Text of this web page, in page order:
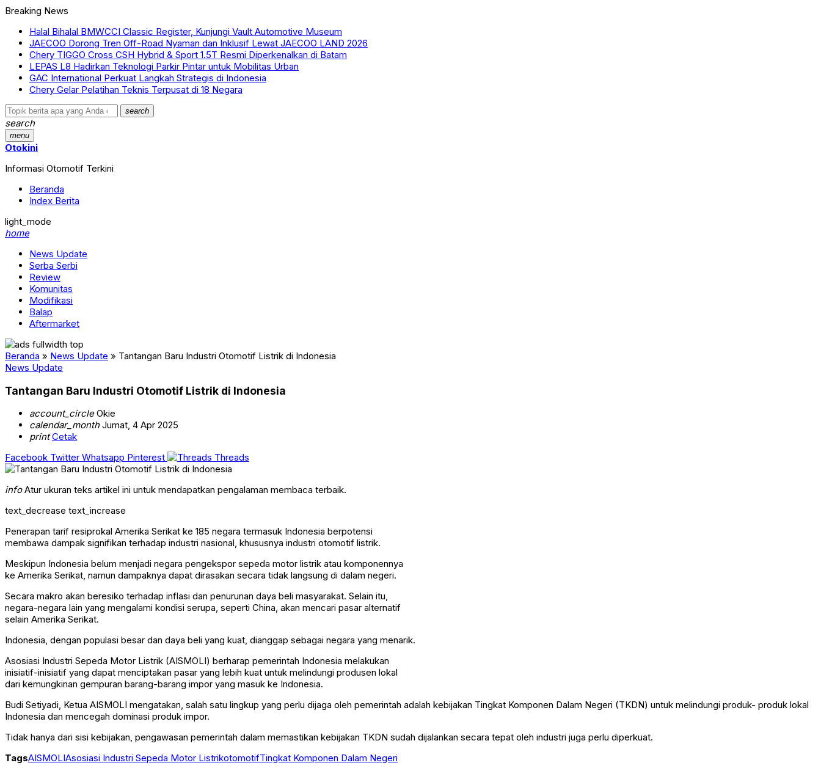
Breaking News
Halal Bihalal BMWCCI Classic Register, Kunjungi Vault Automotive Museum
JAECOO Dorong Tren Off-Road Nyaman dan Inklusif Lewat JAECOO LAND 2026
Chery TIGGO Cross CSH Hybrid & Sport 1.5T Resmi Diperkenalkan di Batam
LEPAS L8 Hadirkan Teknologi Parkir Pintar untuk Mobilitas Urban
GAC International Perkuat Langkah Strategis di Indonesia
Chery Gelar Pelatihan Teknis Terpusat di 18 Negara
search
search
menu
Otokini
Informasi Otomotif Terkini
Beranda
Index Berita
light_mode
home
News Update
Serba Serbi
Review
Komunitas
Modifikasi
Balap
Aftermarket
Beranda » News Update » Tantangan Baru Industri Otomotif Listrik di Indonesia
News Update
Tantangan Baru Industri Otomotif Listrik di Indonesia
account_circleOkie
calendar_monthJumat, 4 Apr 2025
print Cetak
Facebook Twitter Whatsapp Pinterest Threads
infoAtur ukuran teks artikel ini untuk mendapatkan pengalaman membaca terbaik.
text_decrease text_increase
Penerapan tarif resiprokal Amerika Serikat ke 185 negara termasuk Indonesia berpotensi
membawa dampak signifikan terhadap industri nasional, khususnya industri otomotif listrik.
Meskipun Indonesia belum menjadi negara pengekspor sepeda motor listrik atau komponennya
ke Amerika Serikat, namun dampaknya dapat dirasakan secara tidak langsung di dalam negeri.
Secara makro akan beresiko terhadap inflasi dan penurunan daya beli masyarakat. Selain itu,
negara-negara lain yang mengalami kondisi serupa, seperti China, akan mencari pasar alternatif
selain Amerika Serikat.
Indonesia, dengan populasi besar dan daya beli yang kuat, dianggap sebagai negara yang menarik.
Asosiasi Industri Sepeda Motor Listrik (AISMOLI) berharap pemerintah Indonesia melakukan
inisiatif-inisiatif yang dapat menciptakan pasar yang lebih kuat untuk melindungi produsen lokal
dari kemungkinan gempuran barang-barang impor yang masuk ke Indonesia.
Budi Setiyadi, Ketua AISMOLI mengatakan, salah satu lingkup yang perlu dijaga oleh pemerintah adalah kebijakan Tingkat Komponen Dalam Negeri (TKDN) untuk melindungi produk- produk lokal
Indonesia dan mencegah dominasi produk impor.
Tidak hanya dari sisi kebijakan, pengawasan pemerintah dalam memastikan kebijakan TKDN sudah dijalankan secara tepat oleh industri juga perlu diperkuat.
TagsAISMOLIAsosiasi Industri Sepeda Motor ListrikotomotifTingkat Komponen Dalam Negeri